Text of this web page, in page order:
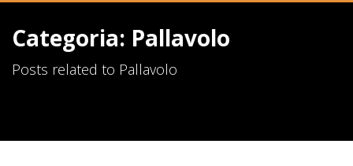
Categoria: Pallavolo
Posts related to Pallavolo